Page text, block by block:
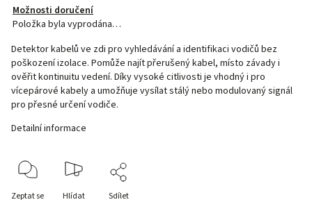
Možnosti doručení
Položka byla vyprodána…
Detektor kabelů ve zdi pro vyhledávání a identifikaci vodičů bez
poškození izolace. Pomůže najít přerušený kabel, místo závady i
ověřit kontinuitu vedení. Díky vysoké citlivosti je vhodný i pro
vícepárové kabely a umožňuje vysílat stálý nebo modulovaný signál
pro přesné určení vodiče.
Detailní informace
Zeptat se Hlídat Sdílet